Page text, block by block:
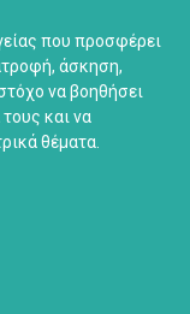
που προσφέρει
άσκηση,
να βοηθήσει
και να
θέματα.